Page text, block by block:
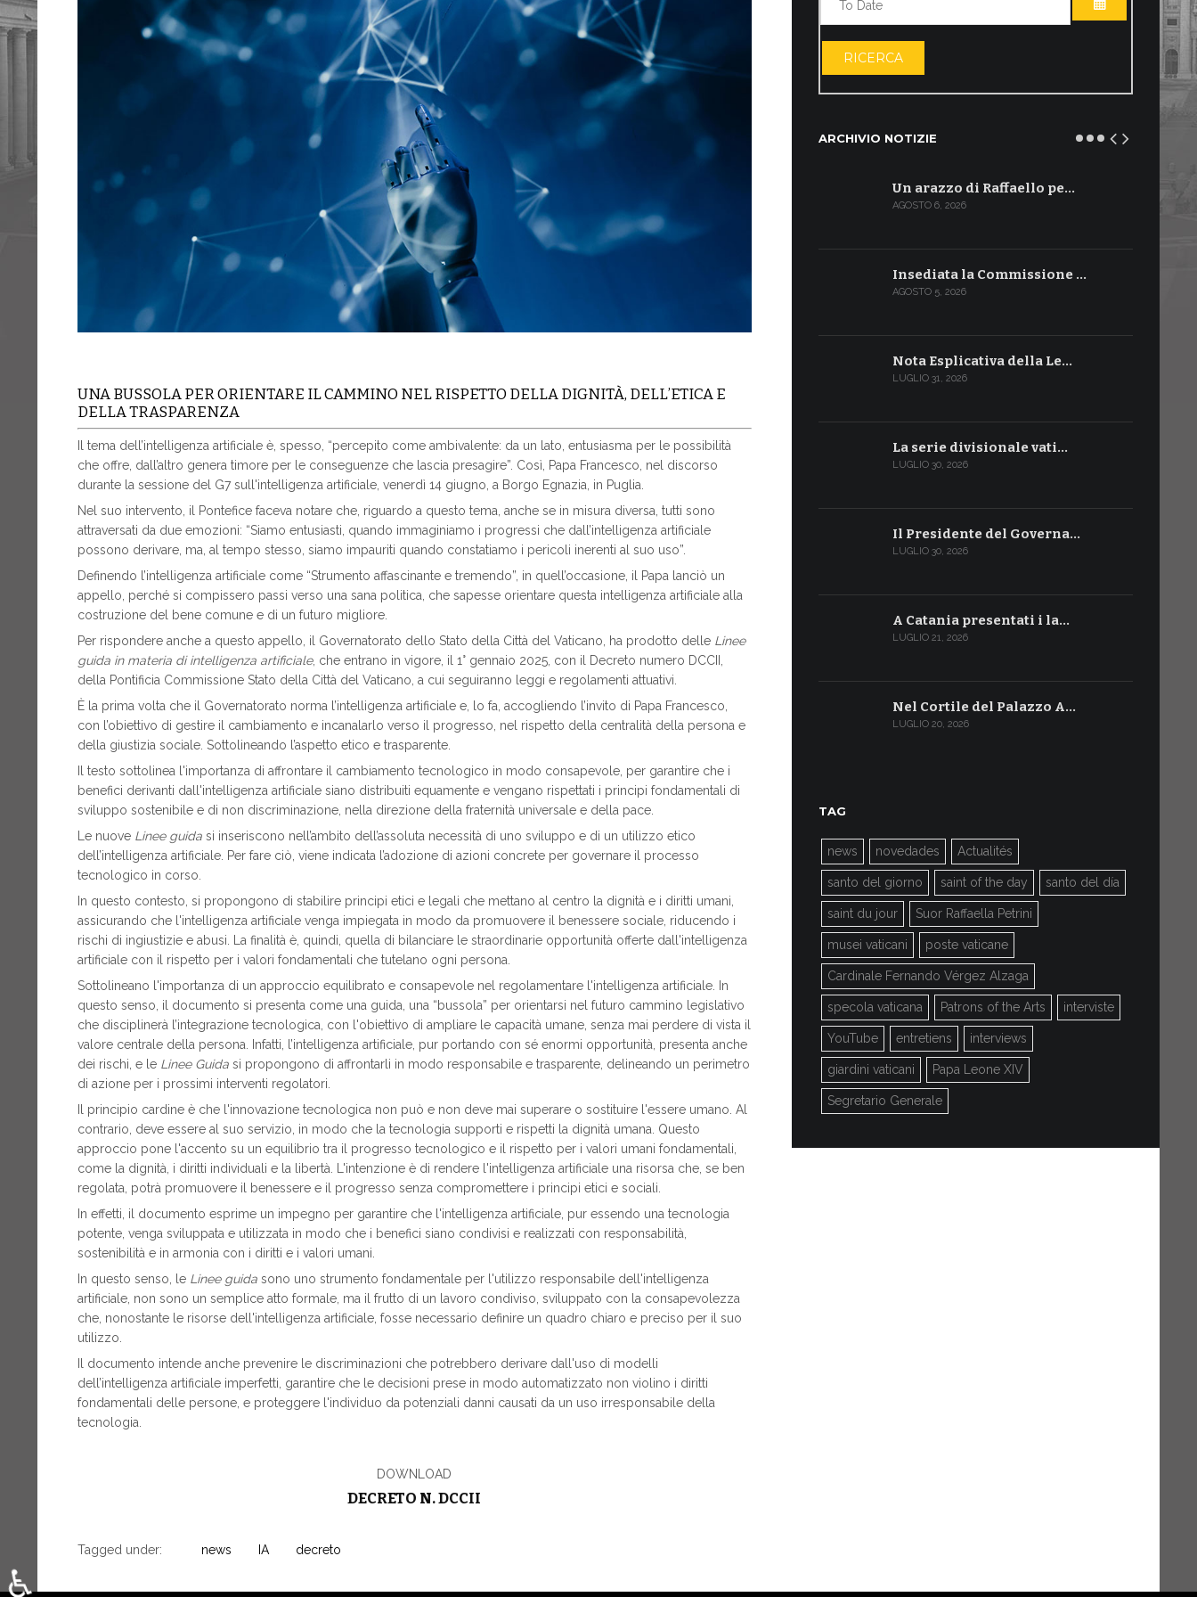
UNA BUSSOLA PER ORIENTARE IL CAMMINO NEL RISPETTO DELLA DIGNITÀ, DELL’ETICA E
DELLA TRASPARENZA
Il tema dell’intelligenza artificiale è, spesso, “percepito come ambivalente: da un lato, entusiasma per le possibilità
che offre, dall’altro genera timore per le conseguenze che lascia presagire”. Così, Papa Francesco, nel discorso
durante la sessione del G7 sull'intelligenza artificiale, venerdì 14 giugno, a Borgo Egnazia, in Puglia.
Nel suo intervento, il Pontefice faceva notare che, riguardo a questo tema, anche se in misura diversa, tutti sono
attraversati da due emozioni: “Siamo entusiasti, quando immaginiamo i progressi che dall’intelligenza artificiale
possono derivare, ma, al tempo stesso, siamo impauriti quando constatiamo i pericoli inerenti al suo uso”.
Definendo l’intelligenza artificiale come “Strumento affascinante e tremendo”, in quell’occasione, il Papa lanciò un
appello, perché si compissero passi verso una sana politica, che sapesse orientare questa intelligenza artificiale alla
costruzione del bene comune e di un futuro migliore.
Per rispondere anche a questo appello, il Governatorato dello Stato della Città del Vaticano, ha prodotto delle Linee
guida in materia di intelligenza artificiale, che entrano in vigore, il 1° gennaio 2025, con il Decreto numero DCCII,
della Pontificia Commissione Stato della Città del Vaticano, a cui seguiranno leggi e regolamenti attuativi.
È la prima volta che il Governatorato norma l’intelligenza artificiale e, lo fa, accogliendo l’invito di Papa Francesco,
con l’obiettivo di gestire il cambiamento e incanalarlo verso il progresso, nel rispetto della centralità della persona e
della giustizia sociale. Sottolineando l’aspetto etico e trasparente.
Il testo sottolinea l'importanza di affrontare il cambiamento tecnologico in modo consapevole, per garantire che i
benefici derivanti dall'intelligenza artificiale siano distribuiti equamente e vengano rispettati i principi fondamentali di
sviluppo sostenibile e di non discriminazione, nella direzione della fraternità universale e della pace.
Le nuove Linee guida si inseriscono nell’ambito dell’assoluta necessità di uno sviluppo e di un utilizzo etico
dell’intelligenza artificiale. Per fare ciò, viene indicata l’adozione di azioni concrete per governare il processo
tecnologico in corso.
In questo contesto, si propongono di stabilire principi etici e legali che mettano al centro la dignità e i diritti umani,
assicurando che l'intelligenza artificiale venga impiegata in modo da promuovere il benessere sociale, riducendo i
rischi di ingiustizie e abusi. La finalità è, quindi, quella di bilanciare le straordinarie opportunità offerte dall'intelligenza
artificiale con il rispetto per i valori fondamentali che tutelano ogni persona.
Sottolineano l'importanza di un approccio equilibrato e consapevole nel regolamentare l'intelligenza artificiale. In
questo senso, il documento si presenta come una guida, una “bussola” per orientarsi nel futuro cammino legislativo
che disciplinerà l’integrazione tecnologica, con l'obiettivo di ampliare le capacità umane, senza mai perdere di vista il
valore centrale della persona. Infatti, l’intelligenza artificiale, pur portando con sé enormi opportunità, presenta anche
dei rischi, e le Linee Guida si propongono di affrontarli in modo responsabile e trasparente, delineando un perimetro
di azione per i prossimi interventi regolatori.
Il principio cardine è che l'innovazione tecnologica non può e non deve mai superare o sostituire l'essere umano. Al
contrario, deve essere al suo servizio, in modo che la tecnologia supporti e rispetti la dignità umana. Questo
approccio pone l'accento su un equilibrio tra il progresso tecnologico e il rispetto per i valori umani fondamentali,
come la dignità, i diritti individuali e la libertà. L'intenzione è di rendere l'intelligenza artificiale una risorsa che, se ben
regolata, potrà promuovere il benessere e il progresso senza compromettere i principi etici e sociali.
In effetti, il documento esprime un impegno per garantire che l'intelligenza artificiale, pur essendo una tecnologia
potente, venga sviluppata e utilizzata in modo che i benefici siano condivisi e realizzati con responsabilità,
sostenibilità e in armonia con i diritti e i valori umani.
In questo senso, le Linee guida sono uno strumento fondamentale per l'utilizzo responsabile dell'intelligenza
artificiale, non sono un semplice atto formale, ma il frutto di un lavoro condiviso, sviluppato con la consapevolezza
che, nonostante le risorse dell'intelligenza artificiale, fosse necessario definire un quadro chiaro e preciso per il suo
utilizzo.
Il documento intende anche prevenire le discriminazioni che potrebbero derivare dall'uso di modelli
dell’intelligenza artificiale imperfetti, garantire che le decisioni prese in modo automatizzato non violino i diritti
fondamentali delle persone, e proteggere l'individuo da potenziali danni causati da un uso irresponsabile della
tecnologia.
DOWNLOAD
DECRETO N. DCCII
Tagged under: news IA decreto
APRI IL
RICERCA
ARCHIVIO NOTIZIE
Un arazzo di Raffaello pe…
AGOSTO 6, 2026
Insediata la Commissione …
AGOSTO 5, 2026
Nota Esplicativa della Le…
LUGLIO 31, 2026
La serie divisionale vati…
LUGLIO 30, 2026
Il Presidente del Governa…
LUGLIO 30, 2026
A Catania presentati i la…
LUGLIO 21, 2026
Nel Cortile del Palazzo A…
LUGLIO 20, 2026
TAG
news novedades Actualités
santo del giorno saint of the day santo del día
saint du jour Suor Raffaella Petrini
musei vaticani poste vaticane
Cardinale Fernando Vérgez Alzaga
specola vaticana Patrons of the Arts interviste
YouTube entretiens interviews
giardini vaticani Papa Leone XIV
Segretario Generale